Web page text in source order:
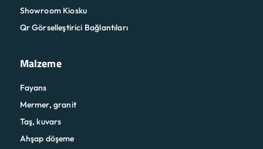
Showroom Kiosku
Qr Görselleştirici Bağlantıları
Malzeme
Fayans
Mermer, granit
Taş, kuvars
Ahşap döşeme